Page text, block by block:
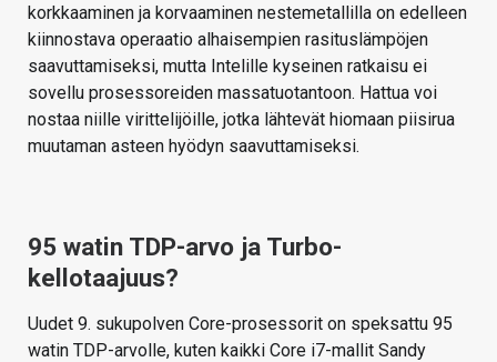
korkkaaminen ja korvaaminen nestemetallilla on edelleen
kiinnostava operaatio alhaisempien rasituslämpöjen
saavuttamiseksi, mutta Intelille kyseinen ratkaisu ei
sovellu prosessoreiden massatuotantoon. Hattua voi
nostaa niille virittelijöille, jotka lähtevät hiomaan piisirua
muutaman asteen hyödyn saavuttamiseksi.
95 watin TDP-arvo ja Turbo-
kellotaajuus?
Uudet 9. sukupolven Core-prosessorit on speksattu 95
watin TDP-arvolle, kuten kaikki Core i7-mallit Sandy